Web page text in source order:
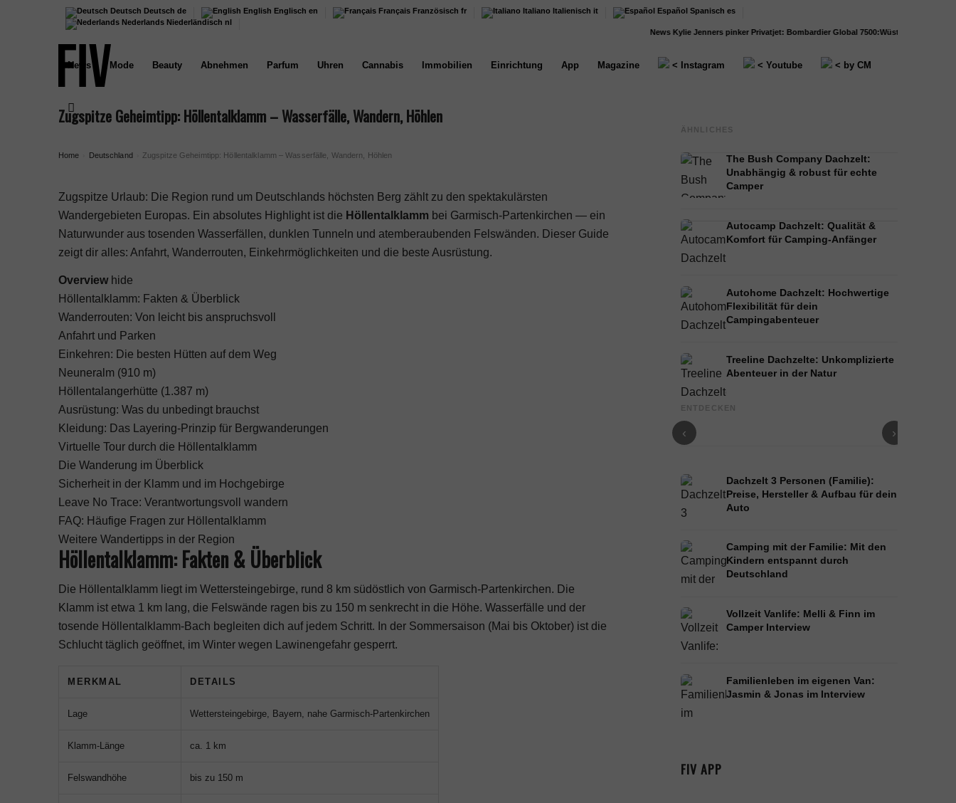
Deutsch Deutsch de English Englisch en Français Französisch fr Italiano Italienisch it Español Spanisch es
Nederlands Niederländisch nl
News Kylie Jenners pinker Privatjet: Bombardier Global 7500:Wüste bereisen:
News Mode Beauty Abnehmen Parfum Uhren Cannabis Immobilien Einrichtung App Magazine < Instagram < Youtube < by CM
Zugspitze Geheimtipp: Höllentalklamm – Wasserfälle, Wandern, Höhlen
Home Deutschland Zugspitze Geheimtipp: Höllentalklamm – Wasserfälle, Wandern, Höhlen
Zugspitze Urlaub: Die Region rund um Deutschlands höchsten Berg zählt zu den spektakulärsten
Wandergebieten Europas. Ein absolutes Highlight ist die Höllentalklamm bei Garmisch-Partenkirchen — ein
Naturwunder aus tosenden Wasserfällen, dunklen Tunneln und atemberaubenden Felswänden. Dieser Guide
zeigt dir alles: Anfahrt, Wanderrouten, Einkehrmöglichkeiten und die beste Ausrüstung.
Overview hide
Höllentalklamm: Fakten & Überblick
Wanderrouten: Von leicht bis anspruchsvoll
Anfahrt und Parken
Einkehren: Die besten Hütten auf dem Weg
Neuneralm (910 m)
Höllentalangerhütte (1.387 m)
Ausrüstung: Was du unbedingt brauchst
Kleidung: Das Layering-Prinzip für Bergwanderungen
Virtuelle Tour durch die Höllentalklamm
Die Wanderung im Überblick
Sicherheit in der Klamm und im Hochgebirge
Leave No Trace: Verantwortungsvoll wandern
FAQ: Häufige Fragen zur Höllentalklamm
Weitere Wandertipps in der Region
Höllentalklamm: Fakten & Überblick
Die Höllentalklamm liegt im Wettersteingebirge, rund 8 km südöstlich von Garmisch-Partenkirchen. Die
Klamm ist etwa 1 km lang, die Felswände ragen bis zu 150 m senkrecht in die Höhe. Wasserfälle und der
tosende Höllentalklamm-Bach begleiten dich auf jedem Schritt. In der Sommersaison (Mai bis Oktober) ist die
Schlucht täglich geöffnet, im Winter wegen Lawinengefahr gesperrt.
MERKMAL DETAILS
Lage Wettersteingebirge, Bayern, nahe Garmisch-Partenkirchen
Klamm-Länge ca. 1 km
Felswandhöhe bis zu 150 m
ÄHNLICHES
The Bush Company Dachzelt:
Unabhängig & robust für echte
Camper
Autocamp Dachzelt: Qualität &
Komfort für Camping-Anfänger
Autohome Dachzelt: Hochwertige
Flexibilität für dein
Campingabenteuer
Treeline Dachzelte: Unkomplizierte
Abenteuer in der Natur
ENTDECKEN
‹
Front Runner Dachzelt: Abenteuer für Camping-
›
Dachzelt 3 Personen (Familie):
Preise, Hersteller & Aufbau für dein
Auto
Camping mit der Familie: Mit den
Kindern entspannt durch
Deutschland
Vollzeit Vanlife: Melli & Finn im
Camper Interview
Familienleben im eigenen Van:
Jasmin & Jonas im Interview
FIV APP